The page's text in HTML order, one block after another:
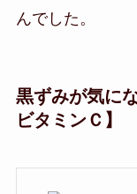
んでした。
黒ずみが気に
ビタミンＣ】